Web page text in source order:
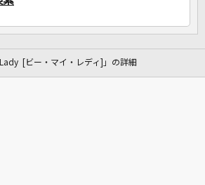
[ビー・マイ・レディ]」の詳細